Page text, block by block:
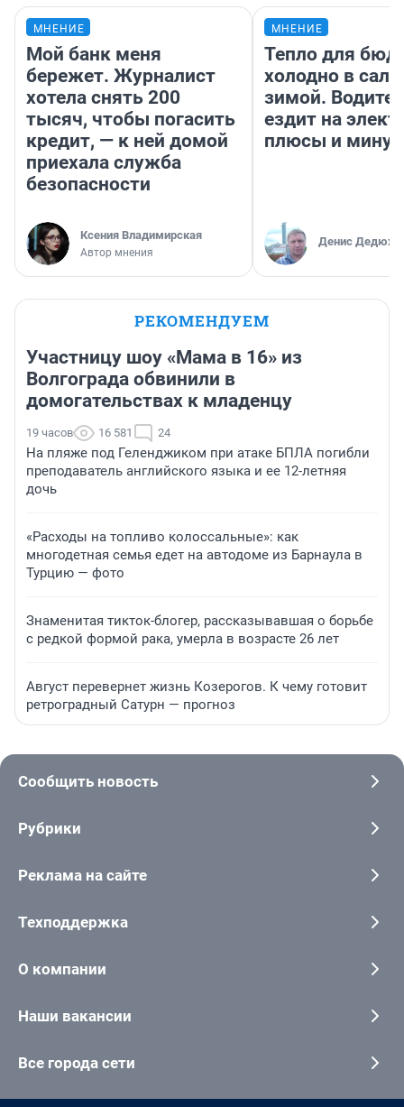
МНЕНИЕ
Мой банк меня
бережет. Журналист
хотела снять 200
тысяч, чтобы погасить
кредит, — к ней домой
приехала служба
безопасности
Ксения Владимирская
Автор мнения
МНЕНИЕ
Тепло для
холодно в
зимой.
ездит на
плюсы и
Денис
РЕКОМЕНДУЕМ
Участницу шоу «Мама в 16» из
Волгограда обвинили в
домогательствах к младенцу
19 часов 16 581 24
На пляже под Геленджиком при атаке БПЛА погибли
преподаватель английского языка и ее 12-летняя
дочь
«Расходы на топливо колоссальные»: как
многодетная семья едет на автодоме из Барнаула в
Турцию — фото
Знаменитая тикток-блогер, рассказывавшая о борьбе
с редкой формой рака, умерла в возрасте 26 лет
Август перевернет жизнь Козерогов. К чему готовит
ретроградный Сатурн — прогноз
Сообщить новость
Рубрики
Реклама на сайте
Техподдержка
О компании
Наши вакансии
Все города сети